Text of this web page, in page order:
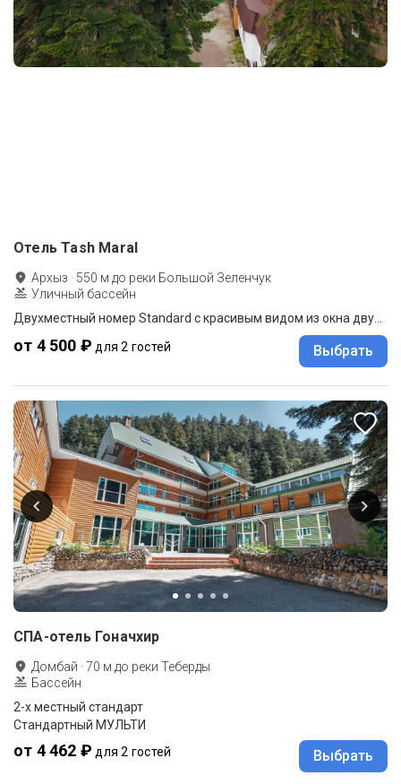
Отель Tash Maral
Архыз · 550 м до реки Большой Зеленчук
Уличный бассейн
Двухместный номер Standard с красивым видом из окна двуспальная кровать
от 4 500 ₽ для 2 гостей Выбрать
СПА-отель Гоначхир
Домбай ·70 м до реки Теберды
Бассейн
2-x местный стандарт
Стандартный МУЛЬТИ
от 4 462 ₽ для 2 гостей Выбрать